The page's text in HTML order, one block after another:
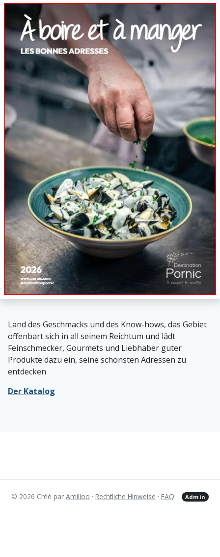
Land des Geschmacks und des Know-hows, das Gebiet
offenbart sich in all seinem Reichtum und lädt
Feinschmecker, Gourmets und Liebhaber guter
Produkte dazu ein, seine schönsten Adressen zu
entdecken
Der Katalog
© 2026 Créé par Amilioo · Rechtliche Hinweise · FAQ · Admin